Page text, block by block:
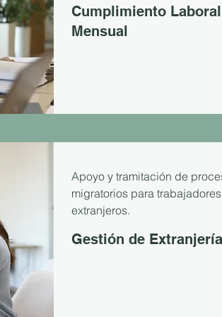
Cumplimiento Laboral
Mensual
Apoyo y tramitación de
migratorios para trabajadores
extranjeros.
Gestión de Extranjería